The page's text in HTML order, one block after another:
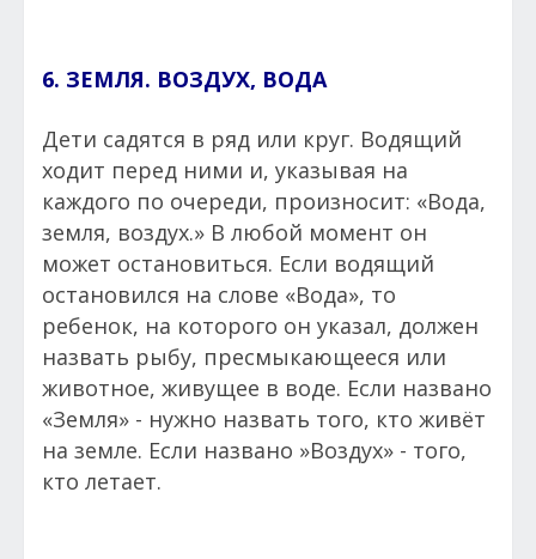
6. ЗЕМЛЯ. ВОЗДУХ, ВОДА
Дети садятся в ряд или круг. Водящий
ходит перед ними и, указывая на
каждого по очереди, произносит: «Вода,
земля, воздух.» В любой момент он
может остановиться. Если водящий
остановился на слове «Вода», то
ребенок, на которого он указал, должен
назвать рыбу, пресмыкающееся или
животное, живущее в воде. Если названо
«Земля» - нужно назвать того, кто живёт
на земле. Если названо »Воздух» - того,
кто летает.